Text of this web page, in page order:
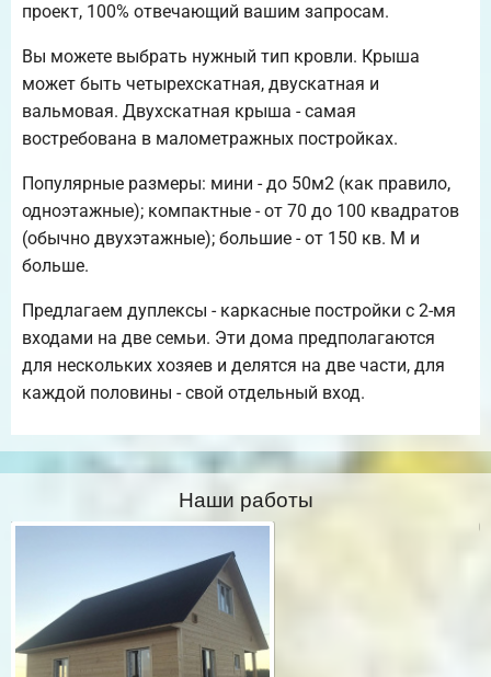
проект, 100% отвечающий вашим запросам.
Вы можете выбрать нужный тип кровли. Крыша
может быть четырехскатная, двускатная и
вальмовая. Двухскатная крыша - самая
востребована в малометражных постройках.
Популярные размеры: мини - до 50м2 (как правило,
одноэтажные); компактные - от 70 до 100 квадратов
(обычно двухэтажные); большие - от 150 кв. М и
больше.
Предлагаем дуплексы - каркасные постройки с 2-мя
входами на две семьи. Эти дома предполагаются
для нескольких хозяев и делятся на две части, для
каждой половины - свой отдельный вход.
Наши работы